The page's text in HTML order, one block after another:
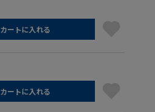
カートに入れる
カートに入れる